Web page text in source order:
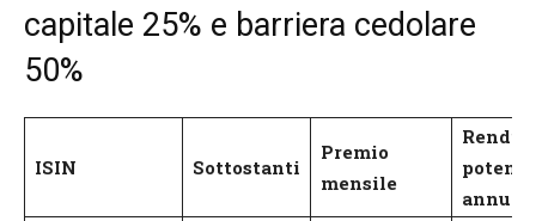
capitale 25% e barriera cedolare
50%
ISIN Sottostanti
Premio
mensile
annuo